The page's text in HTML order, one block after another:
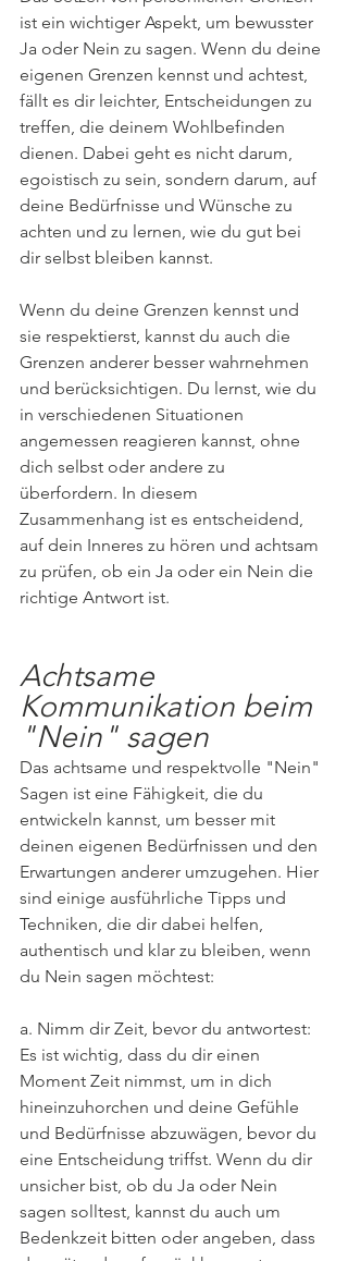
ist ein wichtiger Aspekt, um bewusster
Ja oder Nein zu sagen. Wenn du deine
eigenen Grenzen kennst und achtest,
fällt es dir leichter, Entscheidungen zu
treffen, die deinem Wohlbefinden
dienen. Dabei geht es nicht darum,
egoistisch zu sein, sondern darum, auf
deine Bedürfnisse und Wünsche zu
achten und zu lernen, wie du gut bei
dir selbst bleiben kannst.
Wenn du deine Grenzen kennst und
sie respektierst, kannst du auch die
Grenzen anderer besser wahrnehmen
und berücksichtigen. Du lernst, wie du
in verschiedenen Situationen
angemessen reagieren kannst, ohne
dich selbst oder andere zu
überfordern. In diesem
Zusammenhang ist es entscheidend,
auf dein Inneres zu hören und achtsam
zu prüfen, ob ein Ja oder ein Nein die
richtige Antwort ist.
Achtsame
Kommunikation beim
"Nein" sagen
Das achtsame und respektvolle "Nein"
Sagen ist eine Fähigkeit, die du
entwickeln kannst, um besser mit
deinen eigenen Bedürfnissen und den
Erwartungen anderer umzugehen. Hier
sind einige ausführliche Tipps und
Techniken, die dir dabei helfen,
authentisch und klar zu bleiben, wenn
du Nein sagen möchtest:
a. Nimm dir Zeit, bevor du antwortest:
Es ist wichtig, dass du dir einen
Moment Zeit nimmst, um in dich
hineinzuhorchen und deine Gefühle
und Bedürfnisse abzuwägen, bevor du
eine Entscheidung triffst. Wenn du dir
unsicher bist, ob du Ja oder Nein
sagen solltest, kannst du auch um
Bedenkzeit bitten oder angeben, dass